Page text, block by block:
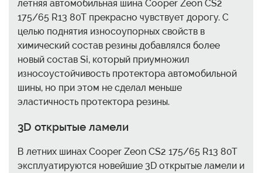
летняя автомобильная шина Cooper Zeon CS2
175/65 R13 80T прекрасно чувствует дорогу. С
целью поднятия износоупорных свойств в
химический состав резины добавлялся более
новый состав Si, который приумножил
износоустойчивость протектора автомобильной
шины, но при этом не сделал меньше
эластичность протектора резины.
3D открытые ламели
В летних шинах Cooper Zeon CS2 175/65 R13 80T
эксплуатируются новейшие 3D открытые ламели и